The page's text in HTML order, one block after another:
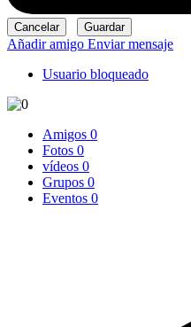
Añadir amigo Enviar mensaje
Usuario bloqueado
Amigos 0
Fotos 0
vídeos 0
Grupos 0
Eventos 0